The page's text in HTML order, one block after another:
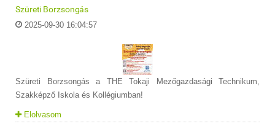
Szüreti Borzsongás
2025-09-30 16:04:57
Szüreti Borzsongás a THE Tokaji Mezőgazdasági Technikum,
Szakképző Iskola és Kollégiumban!
Elolvasom